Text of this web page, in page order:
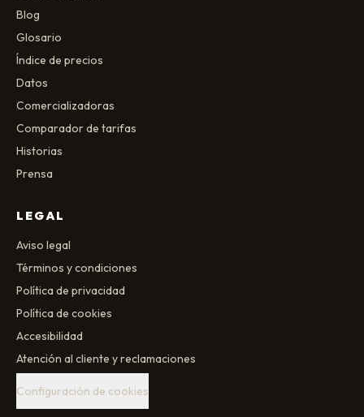
Blog
Glosario
Índice de precios
Datos
Comercializadoras
Comparador de tarifas
Historias
Prensa
LEGAL
Aviso legal
Términos y condiciones
Política de privacidad
Política de cookies
Accesibilidad
Atención al cliente y reclamaciones
Configuración de cookies